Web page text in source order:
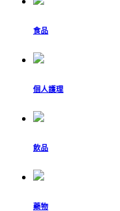
食品
個人護理
飲品
藥物